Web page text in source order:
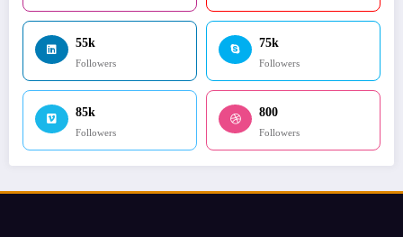
55k
Followers
75k
Followers
85k
Followers
800
Followers